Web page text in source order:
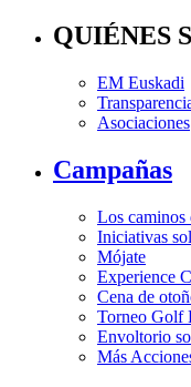
QUIÉNES
EM Euskadi
Asociaciones
Campañas
Los caminos
Iniciativas
Mójate
Experience
Cena de
Torneo Golf
Envoltorio
Más